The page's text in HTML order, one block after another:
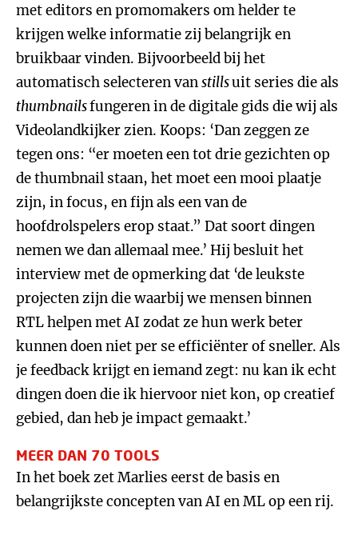
met editors en promomakers om helder te
krijgen welke informatie zij belangrijk en
bruikbaar vinden. Bijvoorbeeld bij het
automatisch selecteren vanstillsuit series die als
thumbnailsfungeren in de digitale gids die wij als
Videolandkijker zien. Koops: ‘Dan zeggen ze
tegen ons: “er moeten een tot drie gezichten op
de thumbnail staan, het moet een mooi plaatje
zijn, in focus, en fijn als een van de
hoofdrolspelers erop staat.” Dat soort dingen
nemen we dan allemaal mee.’ Hij besluit het
interview met de opmerking dat ‘de leukste
projecten zijn die waarbij we mensen binnen
RTL helpen met AI zodat ze hun werk beter
kunnen doen niet per se efficiënter of sneller. Als
je feedback krijgt en iemand zegt: nu kan ik echt
dingen doen die ik hiervoor niet kon, op creatief
gebied, dan heb je impact gemaakt.’
MEER DAN 70 TOOLS
In het boek zet Marlies eerst de basis en
belangrijkste concepten van AI en ML op een rij.